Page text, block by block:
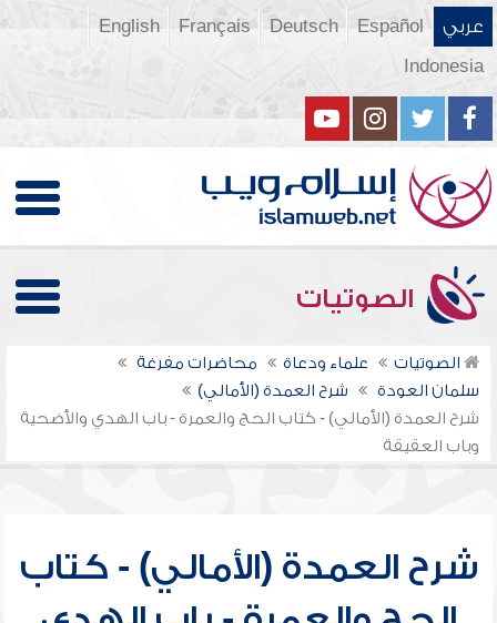
عربي Español
Deutsch
Français
English
Indonesia
الصوتيات
الصوتيات علماء ودعاة
محاضرات مفرغة
سلمان العودة
شرح العمدة (الأمالي)
شرح العمدة (الأمالي) - كتاب الحج والعمرة - باب الهدي والأضحية
وباب العقيقة
شرح العمدة (الأمالي) - كتاب